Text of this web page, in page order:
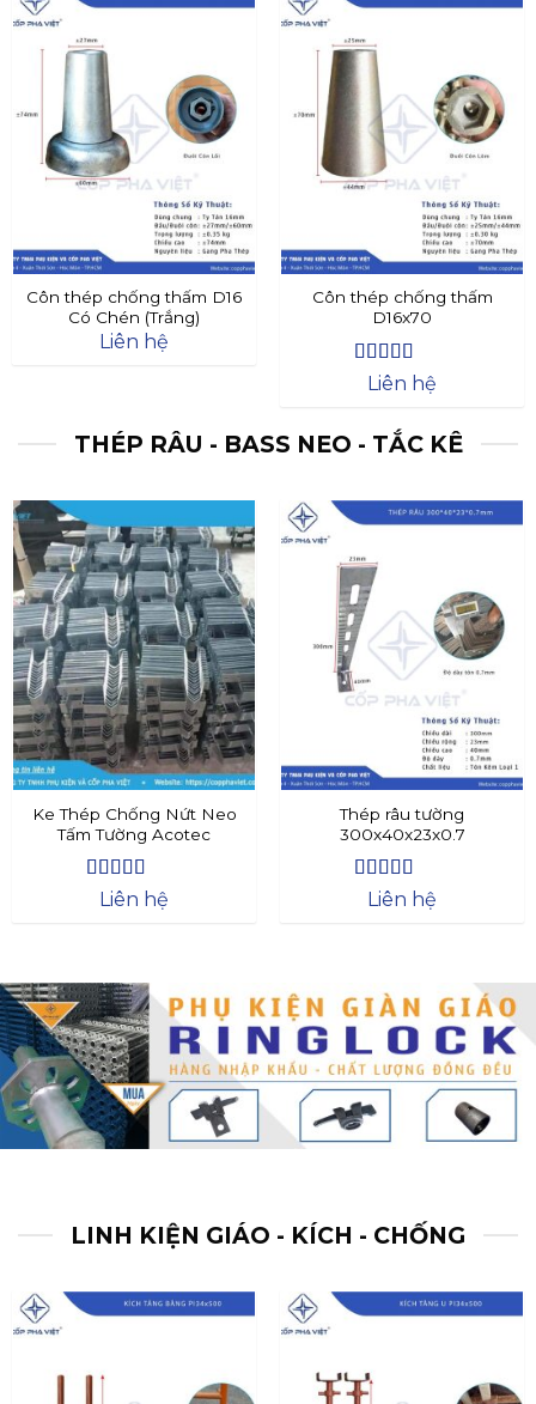
Côn thép chống thấm D16
Có Chén (Trắng)
Liên hệ
Côn thép chống thấm
D16x70
Được xếp
5
Liên hệ
THÉP RÂU - BASS NEO - TẮC KÊ
Ke Thép Chống Nứt Neo
Tấm Tường Acotec
Được xếp
Liên hệ
Thép râu tường
300x40x23x0.7
Được xếp
Liên hệ
LINH KIỆN GIÁO - KÍCH - CHỐNG